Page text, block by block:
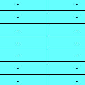
-
-
-
-
-
-
-
-
-
-
-
-
-
-